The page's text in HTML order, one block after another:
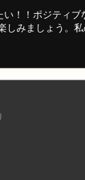
！！ポジティブ
しみましょう。